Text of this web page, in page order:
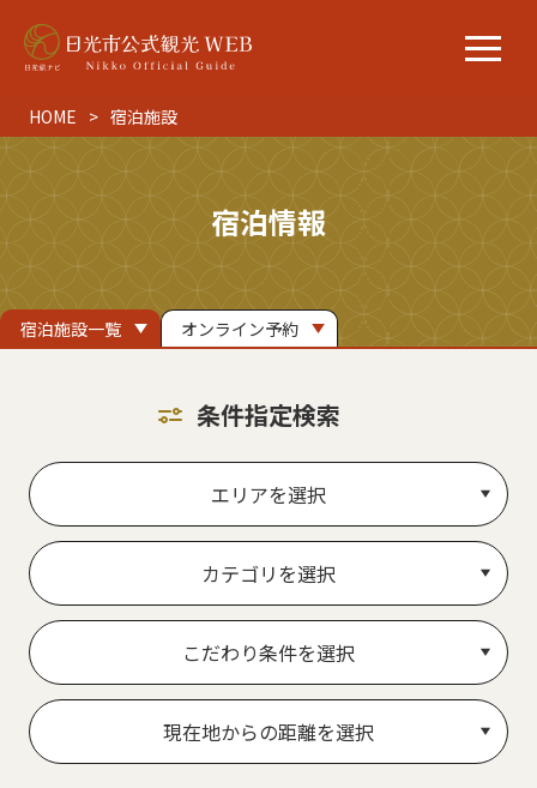
HOME 宿泊施設
宿泊情報
宿泊施設一覧 オンライン予約
条件指定検索
エリアを選択
カテゴリを選択
こだわり条件を選択
現在地からの距離を選択